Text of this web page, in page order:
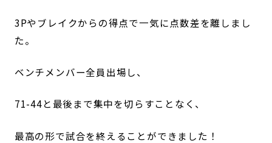
3Pやブレイクからの得点で一気に点数差を離しまし
た。
ベンチメンバー全員出場し、
71-44と最後まで集中を切らすことなく、
最高の形で試合を終えることができました！